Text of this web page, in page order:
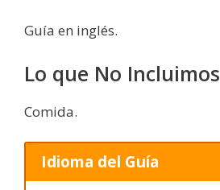
Guía en inglés.
Lo que No Incluimos
Comida.
Idioma del Guía